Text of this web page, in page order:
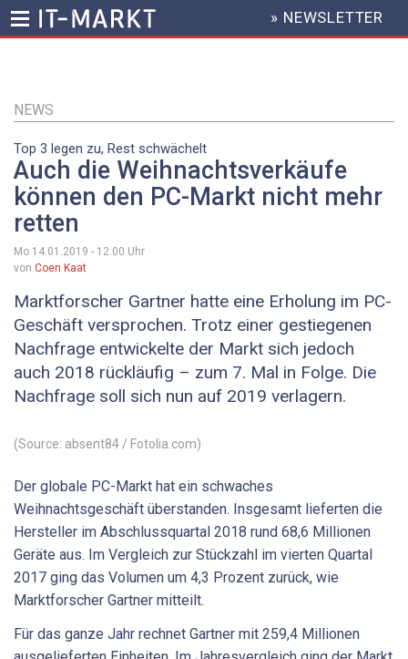
Inhalt
HEADER
MENU
» NEWSLETTER
NEWS
Top 3 legen zu, Rest schwächelt
Auch die Weihnachtsverkäufe
können den PC-Markt nicht mehr
retten
Mo 14.01.2019 - 12:00 Uhr
von Coen Kaat
Marktforscher Gartner hatte eine Erholung im PC-
Geschäft versprochen. Trotz einer gestiegenen
Nachfrage entwickelte der Markt sich jedoch
auch 2018 rückläufig – zum 7. Mal in Folge. Die
Nachfrage soll sich nun auf 2019 verlagern.
(Source: absent84 / Fotolia.com)
Der globale PC-Markt hat ein schwaches
Weihnachtsgeschäft überstanden. Insgesamt lieferten die
Hersteller im Abschlussquartal 2018 rund 68,6 Millionen
Geräte aus. Im Vergleich zur Stückzahl im vierten Quartal
2017 ging das Volumen um 4,3 Prozent zurück, wie
Marktforscher Gartner mitteilt.
Für das ganze Jahr rechnet Gartner mit 259,4 Millionen